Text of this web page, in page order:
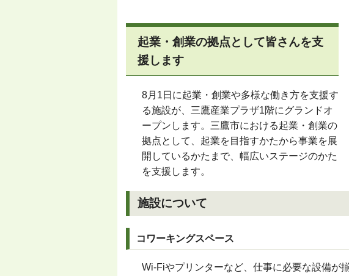
起業・創業の拠点として皆さんを支
援します
8月1日に起業・創業や多様な働き方を支援す
る施設が、三鷹産業プラザ1階にグランドオ
ープンします。三鷹市における起業・創業の
拠点として、起業を目指すかたから事業を展
開しているかたまで、幅広いステージのかた
を支援します。
施設について
コワーキングスペース
Wi-Fiやプリンターなど、仕事に必要な設備が